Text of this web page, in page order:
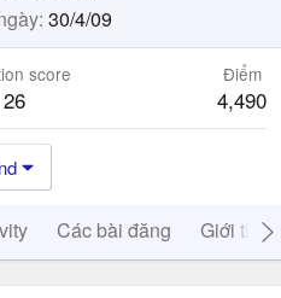
30/4/09
score
26
Điểm
4,490
Các bài đăng Giới thiệu